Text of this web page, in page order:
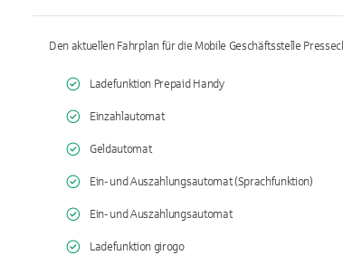
Den aktuellen Fahrplan für die Mobile Geschäftsstelle
Ladefunktion Prepaid Handy
Einzahlautomat
Geldautomat
Ein- und Auszahlungsautomat (Sprachfunktion)
Ein- und Auszahlungsautomat
Ladefunktion girogo